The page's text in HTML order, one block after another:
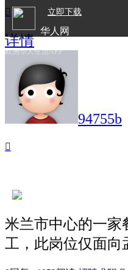
立即下载
华人网
欧洲华人生活APP

详情
94755b

米兰市中心的一家
工，此岗位仅面向